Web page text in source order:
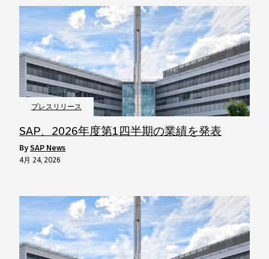
プレスリリース
SAP、2026年度第1四半期の業績を発表
by SAP News
4月 24, 2026